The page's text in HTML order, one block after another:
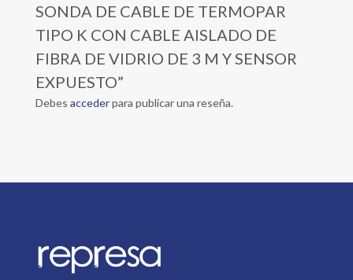
SONDA DE CABLE DE TERMOPAR
TIPO K CON CABLE AISLADO DE
FIBRA DE VIDRIO DE 3 M Y SENSOR
EXPUESTO”
Debes accederpara publicar una reseña.